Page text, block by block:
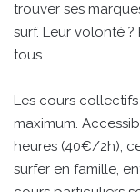
trouver ses
surf. Leur volonté
tous.
Les cours
maximum.
heures (40€/2h),
surfer en famille,